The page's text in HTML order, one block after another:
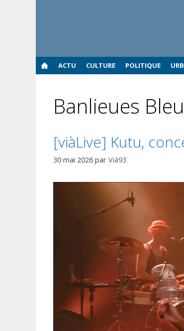
ACTU CULTURE POLITIQUE
Banlieues
[viàLive] Kutu,
30 mai 2026 par Vià93